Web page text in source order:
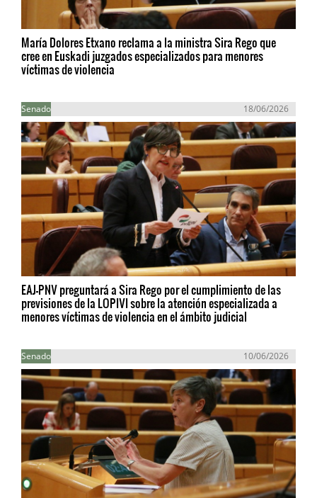
María Dolores Etxano reclama a la ministra Sira Rego que
cree en Euskadi juzgados especializados para menores
víctimas de violencia
Senado 18/06/2026
EAJ-PNV preguntará a Sira Rego por el cumplimiento de las
previsiones de la LOPIVI sobre la atención especializada a
menores víctimas de violencia en el ámbito judicial
Senado 10/06/2026